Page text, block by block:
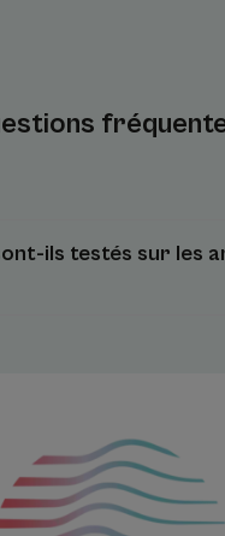
ils testés sur les